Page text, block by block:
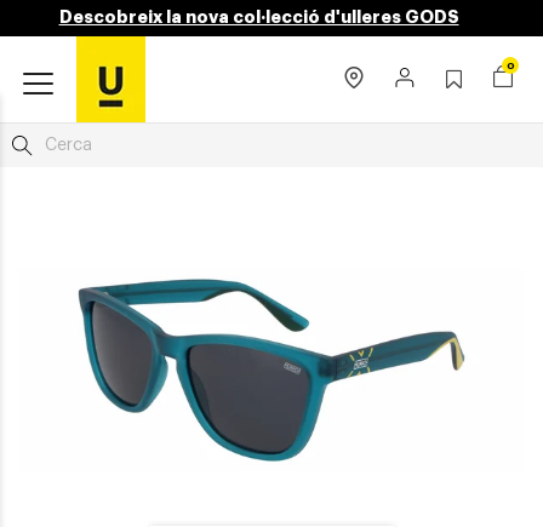
Descobreix la nova col·lecció d'ulleres GODS
0